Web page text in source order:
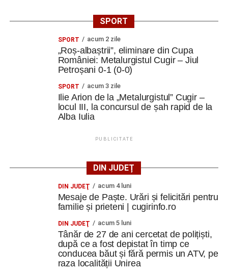
SPORT
SPORT acum 2 zile
„Roș-albaștrii”, eliminare din Cupa
României: Metalurgistul Cugir – Jiul
Petroșani 0-1 (0-0)
SPORT acum 3 zile
Ilie Arion de la „Metalurgistul” Cugir –
locul III, la concursul de șah rapid de la
Alba Iulia
PUBLICITATE
DIN JUDEȚ
DIN JUDEŢ acum 4 luni
Mesaje de Paște. Urări și felicitări pentru
familie și prieteni | cugirinfo.ro
DIN JUDEŢ acum 5 luni
Tânăr de 27 de ani cercetat de polițiști,
după ce a fost depistat în timp ce
conducea băut și fără permis un ATV, pe
raza localității Unirea